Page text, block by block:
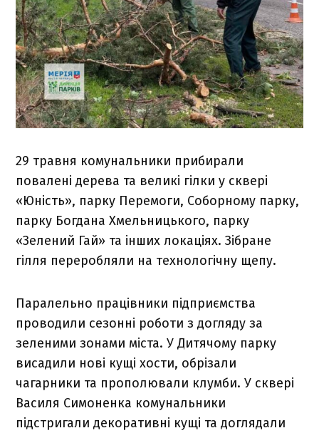
29 травня комунальники прибирали
повалені дерева та великі гілки у сквері
«Юність», парку Перемоги, Соборному парку,
парку Богдана Хмельницького, парку
«Зелений Гай» та інших локаціях. Зібране
гілля переробляли на технологічну щепу.
Паралельно працівники підприємства
проводили сезонні роботи з догляду за
зеленими зонами міста. У Дитячому парку
висадили нові кущі хости, обрізали
чагарники та прополювали клумби. У сквері
Василя Симоненка комунальники
підстригали декоративні кущі та доглядали